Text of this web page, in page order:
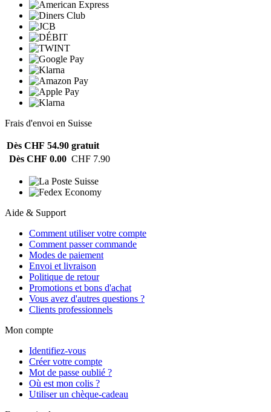
Frais d'envoi en Suisse
Dès CHF 54.90 gratuit
Dès CHF 0.00 CHF 7.90
Aide & Support
Comment utiliser votre compte
Comment passer commande
Modes de paiement
Envoi et livraison
Politique de retour
Promotions et bons d'achat
Vous avez d'autres questions ?
Clients professionnels
Mon compte
Identifiez-vous
Créer votre compte
Mot de passe oublié ?
Où est mon colis ?
Utiliser un chèque-cadeau